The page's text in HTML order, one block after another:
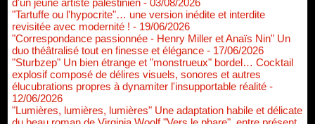
d'un jeune artiste palestinien - 03/08/2026
"Tartuffe ou l'hypocrite"… une version inédite et interdite
revisitée avec modernité ! - 19/06/2026
"Correspondance passionnée - Henry Miller et Anaïs Nin" Un
duo théâtralisé tout en finesse et élégance - 17/06/2026
"Sturbzep" Un bien étrange et "monstrueux" bordel… Cocktail
explosif composé de délires visuels, sonores et autres
élucubrations propres à dynamiter l'insupportable réalité -
12/06/2026
"Lumières, lumières, lumières" Une adaptation habile et délicate